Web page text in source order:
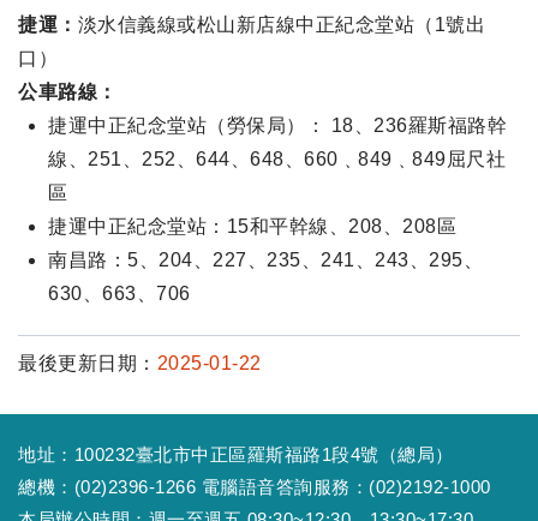
捷運： 淡水信義線或松山新店線中正紀念堂站（1號出
口）
公車路線：
捷運中正紀念堂站（勞保局）： 18、236羅斯福路幹
線、251、252、644、648、660﹑849﹑849屈尺社
區
捷運中正紀念堂站：15和平幹線、208、208區
南昌路：5、204、227、235、241、243、295、
630、663、706
最後更新日期： 2025-01-22
地址：100232臺北市中正區羅斯福路1段4號（總局）
總機：(02)2396-1266 電腦語音答詢服務：(02)2192-1000